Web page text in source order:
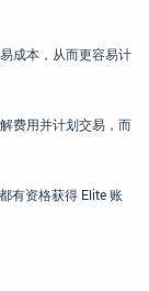
成本，从而更容易计
费用并计划交易，而
有资格获得 Elite 账